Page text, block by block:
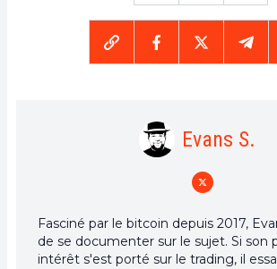
Evans S.
Fasciné par le bitcoin depuis 2017,
de se documenter sur le sujet. Si son
intérêt s'est porté sur le trading, il